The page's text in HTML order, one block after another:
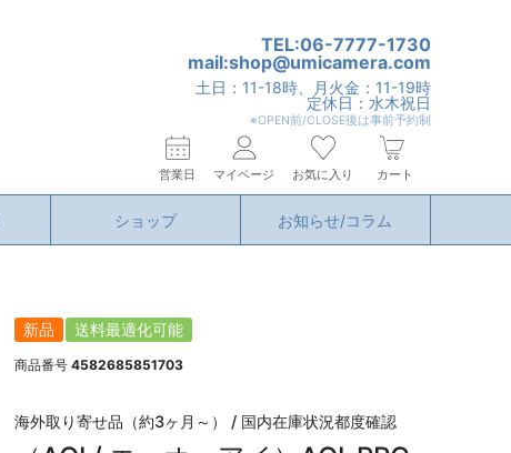
TEL:06-7777-1730
mail:shop@umicamera.com
土日：11-18時、月火金：11-19時
定休日：水木祝日
※OPEN前/CLOSE後は事前予約制
営業日 マイページ お気に入り カート
ショップ お知らせ/コラム
新品 送料最適化可能
商品番号 4582685851703
海外取り寄せ品（約3ヶ月～） / 国内在庫状況都度確認